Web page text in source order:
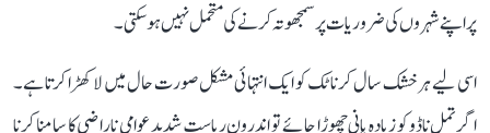
پر اپنے شہروں کی ضروریات پر سمجھوتہ کرنے کی متحمل نہیں ہو سکتی۔
اسی لیے ہر خشک سال کرناٹک کو ایک انتہائی مشکل صورت حال میں لا کھڑا کرتا ہے۔
اگر تمل ناڈو کو زیادہ پانی چھوڑا جائے تو اندرونِ ریاست شدید عوامی ناراضی کا سامنا کرنا